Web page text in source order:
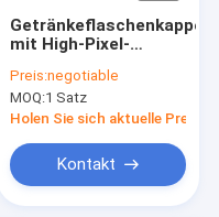
mit High-Pixel-
Preis:negotiable
MOQ:1 Satz
Holen Sie sich aktuelle Preis
Kontakt